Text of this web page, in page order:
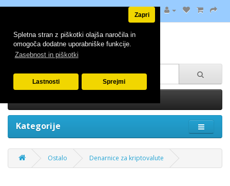
Spletna stran z piškotki olajša naročila in
omogoča dodatne uporabniške funkcije.
Zasebnost in piškotki
Zapri
Lastnosti Sprejmi
Kategorije
Ostalo Denarnice za kriptovalute